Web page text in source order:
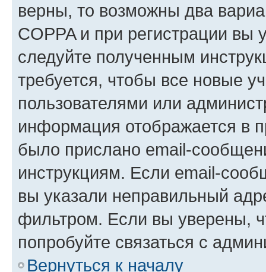
верны, то возможны два
COPPA и при регистрации вы
следуйте полученным
требуется, чтобы все новые
пользователями или
информация отображается в
было прислано email-
инструкциям. Если email-
вы указали неправильный
фильтром. Если вы уверены,
попробуйте связаться с
Вернуться к началу